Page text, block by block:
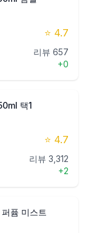
⭐ 4.7
리뷰 657
+0
택1
⭐ 4.7
리뷰 3,312
+2
퓸 미스트